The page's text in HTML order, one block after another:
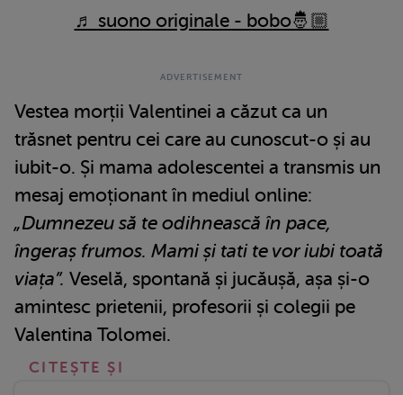
♬ suono originale - bobo🤴🏼
Vestea morții Valentinei a căzut ca un
trăsnet pentru cei care au cunoscut-o și au
iubit-o. Și mama adolescentei a transmis un
mesaj emoționant în mediul online:
„Dumnezeu să te odihnească în pace,
îngeraș frumos. Mami și tati te vor iubi toată
viața”. Veselă, spontană și jucăușă, așa și-o
amintesc prietenii, profesorii și colegii pe
Valentina Tolomei.